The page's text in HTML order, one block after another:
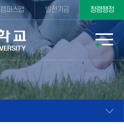
캠퍼스맵 발전기금 청렴행정